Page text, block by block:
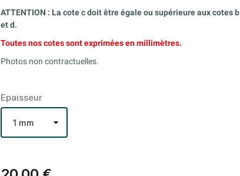
ATTENTION : La cote c doit être égale ou supérieure aux cotes b
et d.
Toutes nos cotes sont exprimées en millimètres.
Photos non contractuelles.
Epaisseur